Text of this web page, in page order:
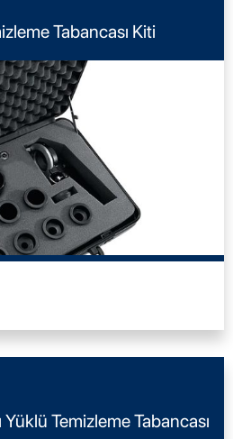
Tabancası Kiti
Temizleme Tabancası